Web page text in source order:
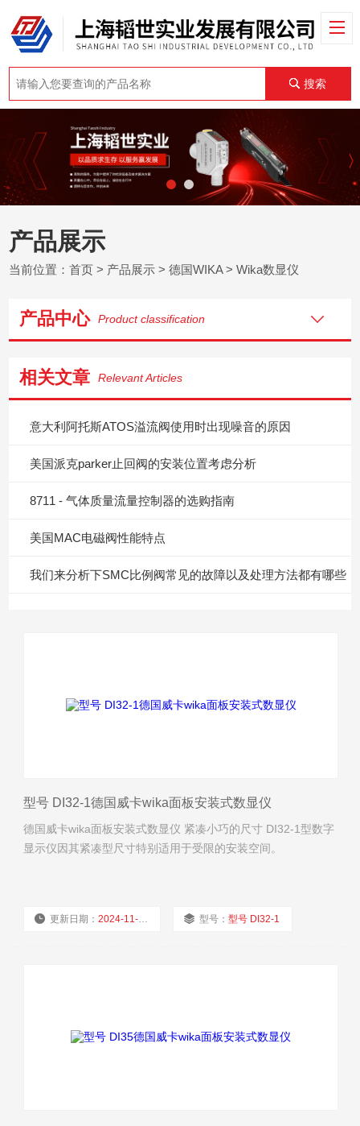
搜索
产品展示
当前位置：首页 > 产品展示 >德国WIKA>Wika数显仪
产品中心 Product classification
相关文章 Relevant Articles
意大利阿托斯ATOS溢流阀使用时出现噪音的原因
美国派克parker止回阀的安装位置考虑分析
8711 - 气体质量流量控制器的选购指南
美国MAC电磁阀性能特点
我们来分析下SMC比例阀常见的故障以及处理方法都有哪些
型号 DI32-1德国威卡wika面板安装式数显仪
德国威卡wika面板安装式数显仪 紧凑小巧的尺寸 DI32-1型数字
显示仪因其紧凑型尺寸特别适用于受限的安装空间。
更新日期：2024-11-22 型号：型号 DI32-1